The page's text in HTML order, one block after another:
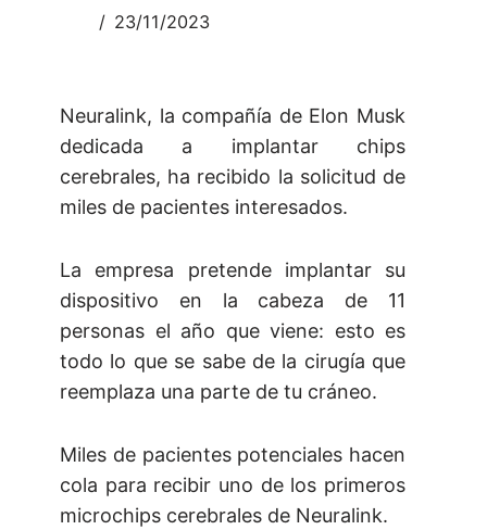
23/11/2023
Neuralink, la compañía de Elon Musk
dedicada a implantar chips
cerebrales, ha recibido la solicitud de
miles de pacientes interesados.
La empresa pretende implantar su
dispositivo en la cabeza de 11
personas el año que viene: esto es
todo lo que se sabe de la cirugía que
reemplaza una parte de tu cráneo.
Miles de pacientes potenciales hacen
cola para recibir uno de los primeros
microchips cerebrales de Neuralink.